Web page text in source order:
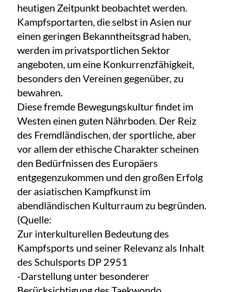
heutigen Zeitpunkt beobachtet werden.
Kampfsportarten, die selbst in Asien nur
einen geringen Bekanntheitsgrad haben,
werden im privatsportlichen Sektor
angeboten, um eine Konkurrenzfähigkeit,
besonders den Vereinen gegenüber, zu
bewahren.
Diese fremde Bewegungskultur findet im
Westen einen guten Nährboden. Der Reiz
des Fremdländischen, der sportliche, aber
vor allem der ethische Charakter scheinen
den Bedürfnissen des Europäers
entgegenzukommen und den großen Erfolg
der asiatischen Kampfkunst im
abendländischen Kulturraum zu begründen.
(Quelle:
Zur interkulturellen Bedeutung des
Kampfsports und seiner Relevanz als Inhalt
des Schulsports DP 2951
-Darstellung unter besonderer